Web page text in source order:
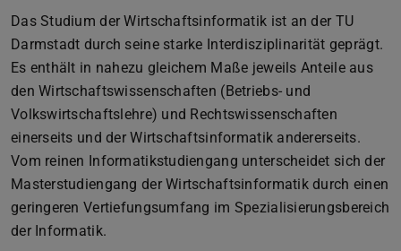
Das Studium der Wirtschaftsinformatik ist an der TU
Darmstadt durch seine starke Interdisziplinarität geprägt.
Es enthält in nahezu gleichem Maße jeweils Anteile aus
den Wirtschaftswissenschaften (Betriebs- und
Volkswirtschaftslehre) und Rechtswissenschaften
einerseits und der Wirtschaftsinformatik andererseits.
Vom reinen Informatikstudiengang unterscheidet sich der
Masterstudiengang der Wirtschaftsinformatik durch einen
geringeren Vertiefungsumfang im Spezialisierungsbereich
der Informatik.